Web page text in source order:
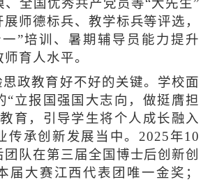
、全国优秀共产党员等“大先生”
师德标兵、教学标兵等评选，
”培训、暑期辅导员能力提升
育人水平。
政教育好不好的关键。学校面
“立报国强国大志向，做挺膺担
育，引导学生将个人成长融入
传承创新发展当中。2025年10
团队在第三届全国博士后创新创
届大赛江西代表团唯一金奖；